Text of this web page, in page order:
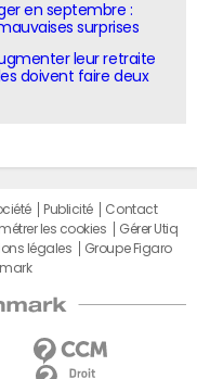
en septembre :
surprises
leur retraite
doivent faire deux
Publicité
Contact
les cookies
Gérer Utiq
légales
Groupe Figaro